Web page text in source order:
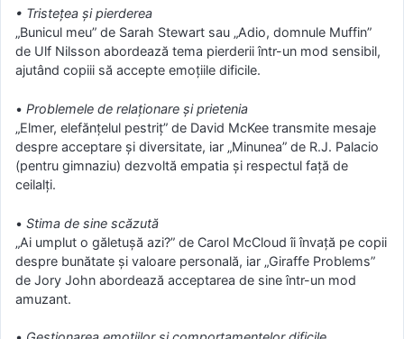
• Tristețea și pierderea
„Bunicul meu” de Sarah Stewart sau „Adio, domnule Muffin”
de Ulf Nilsson abordează tema pierderii într-un mod sensibil,
ajutând copiii să accepte emoțiile dificile.
• Problemele de relaționare și prietenia
„Elmer, elefănțelul pestriț” de David McKee transmite mesaje
despre acceptare și diversitate, iar „Minunea” de R.J. Palacio
(pentru gimnaziu) dezvoltă empatia și respectul față de
ceilalți.
• Stima de sine scăzută
„Ai umplut o găletușă azi?” de Carol McCloud îi învață pe copii
despre bunătate și valoare personală, iar „Giraffe Problems”
de Jory John abordează acceptarea de sine într-un mod
amuzant.